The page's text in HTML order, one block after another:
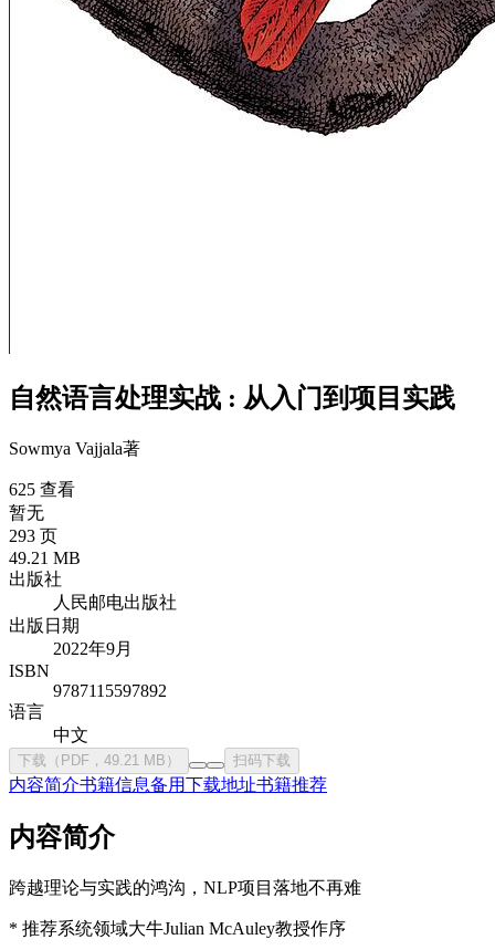
自然语言处理实战 : 从入门到项目实践
Sowmya Vajjala著
625 查看
暂无
293 页
49.21 MB
出版社
人民邮电出版社
出版日期
2022年9月
ISBN
9787115597892
语言
中文
下载（PDF，49.21 MB） 扫码下载
内容简介书籍信息备用下载地址书籍推荐
内容简介
跨越理论与实践的鸿沟，NLP项目落地不再难
* 推荐系统领域大牛Julian McAuley教授作序